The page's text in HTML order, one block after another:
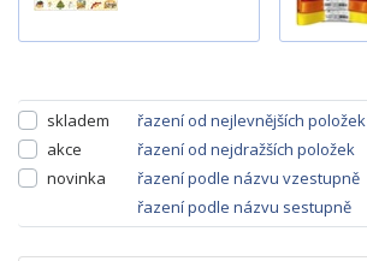
skladem
akce
novinka
řazení od nejlevnějších položek
řazení od nejdražších položek
řazení podle názvu vzestupně
řazení podle názvu sestupně